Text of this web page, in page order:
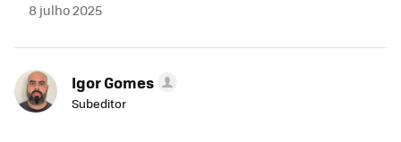
8 julho 2025
Igor Gomes
Subeditor